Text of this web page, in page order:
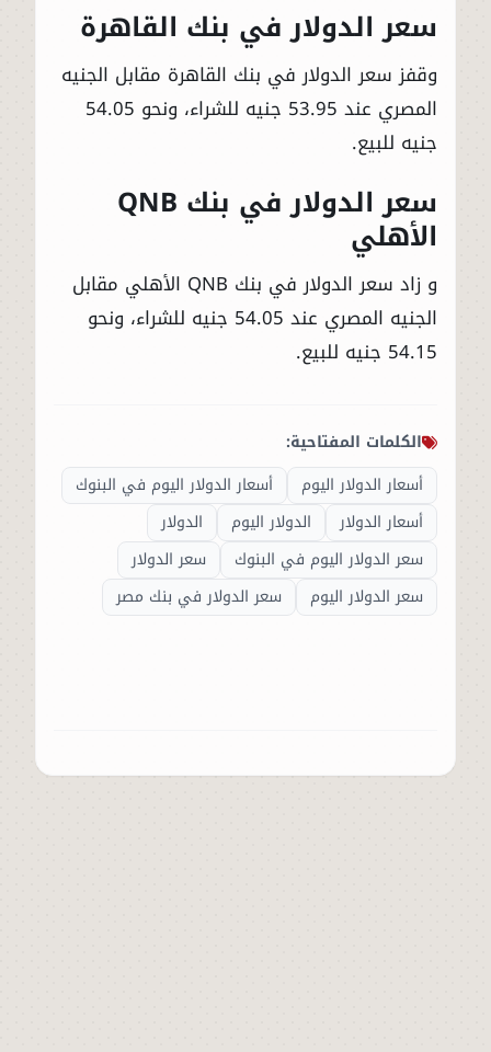
سعر الدولار في بنك القاهرة
وقفز سعر الدولار في بنك القاهرة مقابل الجنيه
المصري عند 53.95 جنيه للشراء، ونحو 54.05
جنيه للبيع.
سعر الدولار في بنك QNB
الأهلي
و زاد سعر الدولار في بنك QNB الأهلي مقابل
الجنيه المصري عند 54.05 جنيه للشراء، ونحو
54.15 جنيه للبيع.
الكلمات المفتاحية:
أسعار الدولار اليوم
أسعار الدولار اليوم في البنوك
أسعار الدولار
الدولار اليوم
الدولار
سعر الدولار اليوم في البنوك
سعر الدولار
سعر الدولار اليوم
سعر الدولار في بنك مصر